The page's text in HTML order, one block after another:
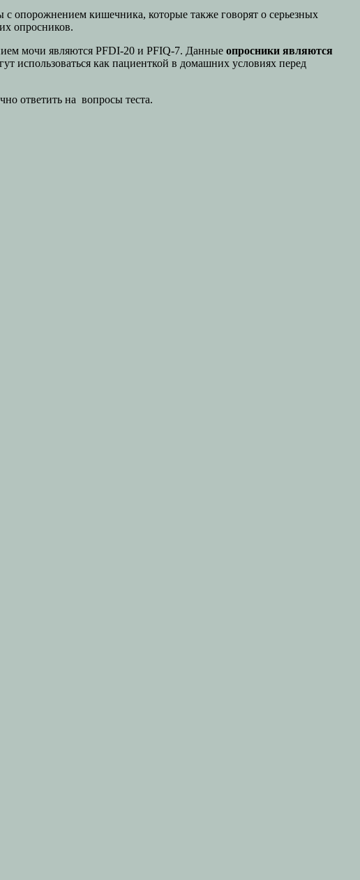
опорожнением кишечника, которые также говорят о серьезных
опросников.
мочи являются PFDI-20 и PFIQ-7. Данные опросники являются
использоваться как пациенткой в домашних условиях перед
ответить на вопросы теста.